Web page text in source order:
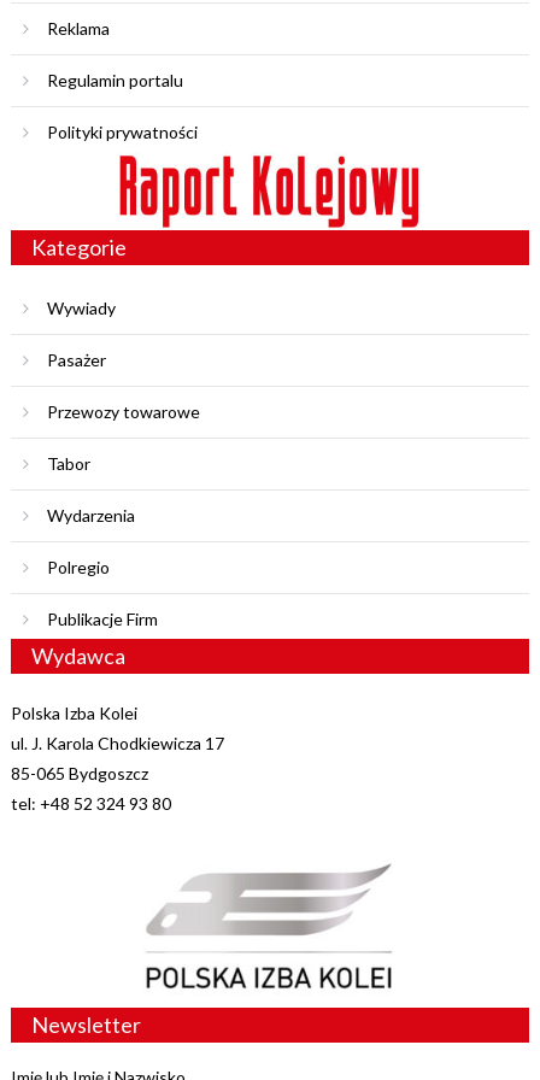
Reklama
Regulamin portalu
Polityki prywatności
Kategorie
Wywiady
Pasażer
Przewozy towarowe
Tabor
Wydarzenia
Polregio
Publikacje Firm
Wydawca
Polska Izba Kolei
ul. J. Karola Chodkiewicza 17
85-065 Bydgoszcz
tel: +48 52 324 93 80
Newsletter